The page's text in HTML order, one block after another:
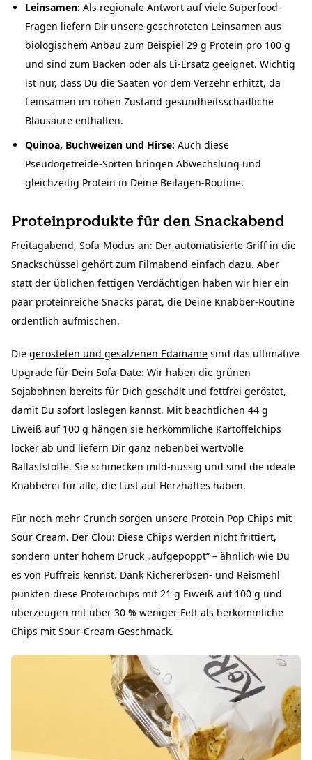
Leinsamen: Als regionale Antwort auf viele Superfood-
Fragen liefern Dir unsere geschroteten Leinsamen aus
biologischem Anbau zum Beispiel 29 g Protein pro 100 g
und sind zum Backen oder als Ei-Ersatz geeignet. Wichtig
ist nur, dass Du die Saaten vor dem Verzehr erhitzt, da
Leinsamen im rohen Zustand gesundheitsschädliche
Blausäure enthalten.
Quinoa, Buchweizen und Hirse: Auch diese
Pseudogetreide-Sorten bringen Abwechslung und
gleichzeitig Protein in Deine Beilagen-Routine.
Proteinprodukte für den Snackabend
Freitagabend, Sofa-Modus an: Der automatisierte Griff in die
Snackschüssel gehört zum Filmabend einfach dazu. Aber
statt der üblichen fettigen Verdächtigen haben wir hier ein
paar proteinreiche Snacks parat, die Deine Knabber-Routine
ordentlich aufmischen.
Die gerösteten und gesalzenen Edamame sind das ultimative
Upgrade für Dein Sofa-Date: Wir haben die grünen
Sojabohnen bereits für Dich geschält und fettfrei geröstet,
damit Du sofort loslegen kannst. Mit beachtlichen 44 g
Eiweiß auf 100 g hängen sie herkömmliche Kartoffelchips
locker ab und liefern Dir ganz nebenbei wertvolle
Ballaststoffe. Sie schmecken mild-nussig und sind die ideale
Knabberei für alle, die Lust auf Herzhaftes haben.
Für noch mehr Crunch sorgen unsere Protein Pop Chips mit
Sour Cream. Der Clou: Diese Chips werden nicht frittiert,
sondern unter hohem Druck „aufgepoppt“ – ähnlich wie Du
es von Puffreis kennst. Dank Kichererbsen- und Reismehl
punkten diese Proteinchips mit 21 g Eiweiß auf 100 g und
überzeugen mit über 30 % weniger Fett als herkömmliche
Chips mit Sour-Cream-Geschmack.